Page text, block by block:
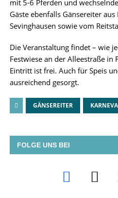
mit 5-6 Pferden und
Gäste ebenfalls Gänsereiter
Sevinghausen sowie vom
Die Veranstaltung findet – wie
Festwiese an der Alleestraße in
Eintritt ist frei. Auch für Speis
ausreichend gesorgt.
GÄNSEREITER
FOLGE UNS BEI